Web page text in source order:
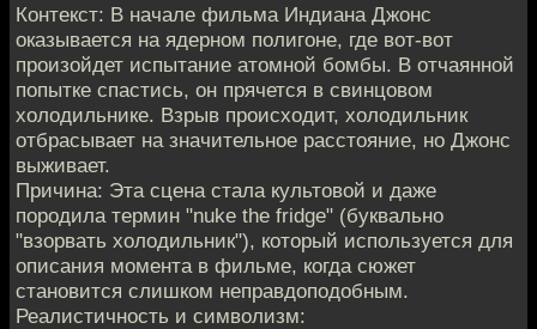
Контекст: В начале фильма Индиана Джонс
оказывается на ядерном полигоне, где вот-вот
произойдет испытание атомной бомбы. В отчаянной
попытке спастись, он прячется в свинцовом
холодильнике. Взрыв происходит, холодильник
отбрасывает на значительное расстояние, но Джонс
выживает.
Причина: Эта сцена стала культовой и даже
породила термин "nuke the fridge" (буквально
"взорвать холодильник"), который используется для
описания момента в фильме, когда сюжет
становится слишком неправдоподобным.
Реалистичность и символизм: